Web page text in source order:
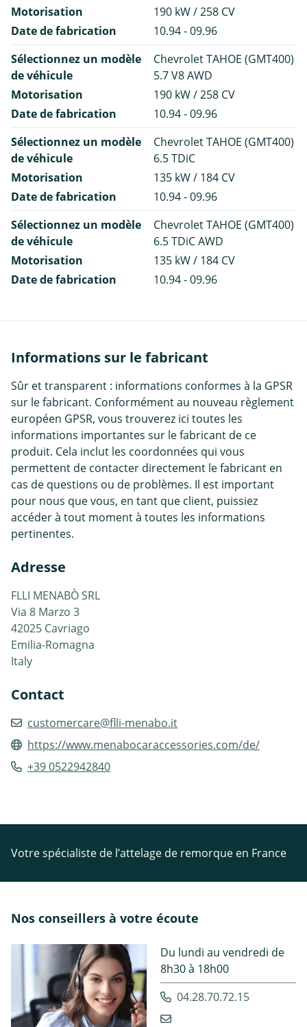
Motorisation
190 kW / 258 CV
Date de fabrication
10.94 - 09.96
Sélectionnez un modèle
de véhicule
Chevrolet TAHOE (GMT400)
5.7 V8 AWD
Motorisation
190 kW / 258 CV
Date de fabrication
10.94 - 09.96
Sélectionnez un modèle
de véhicule
Chevrolet TAHOE (GMT400)
6.5 TDiC
Motorisation
135 kW / 184 CV
Date de fabrication
10.94 - 09.96
Sélectionnez un modèle
de véhicule
Chevrolet TAHOE (GMT400)
6.5 TDiC AWD
Motorisation
135 kW / 184 CV
Date de fabrication
10.94 - 09.96
Informations sur le fabricant
Sûr et transparent : informations conformes à la GPSR
sur le fabricant. Conformément au nouveau règlement
européen GPSR, vous trouverez ici toutes les
informations importantes sur le fabricant de ce
produit. Cela inclut les coordonnées qui vous
permettent de contacter directement le fabricant en
cas de questions ou de problèmes. Il est important
pour nous que vous, en tant que client, puissiez
accéder à tout moment à toutes les informations
pertinentes.
Adresse
FLLI MENABÒ SRL
Via 8 Marzo 3
42025 Cavriago
Emilia-Romagna
Italy
Contact
customercare@flli-menabo.it
https://www.menabocaraccessories.com/de/
+39 0522942840
Votre spécialiste de l’attelage de remorque en France
Nos conseillers à votre écoute
Du lundi au vendredi de
8h30 à 18h00
04.28.70.72.15